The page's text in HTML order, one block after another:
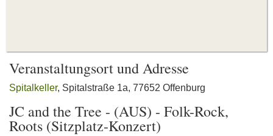
Veranstaltungsort und Adresse
Spitalkeller, Spitalstraße 1a, 77652 Offenburg
JC and the Tree - (AUS) - Folk-Rock,
Roots (Sitzplatz-Konzert)